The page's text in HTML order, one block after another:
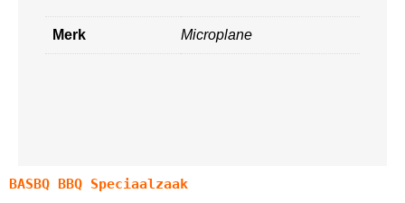
Merk Microplane
BASBQ BBQ Speciaalzaak